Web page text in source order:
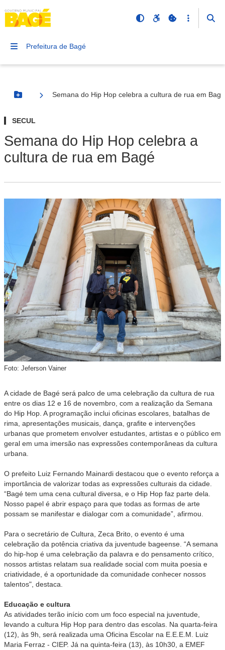
Prefeitura de Bagé
Botão Menu
Semana do Hip Hop celebra a cultura de rua em Bagé
SECUL
Semana do Hip Hop celebra a
cultura de rua em Bagé
Foto: Jeferson Vainer
A cidade de Bagé será palco de uma celebração da cultura de rua
entre os dias 12 e 16 de novembro, com a realização da Semana
do Hip Hop. A programação inclui oficinas escolares, batalhas de
rima, apresentações musicais, dança, grafite e intervenções
urbanas que prometem envolver estudantes, artistas e o público em
geral em uma imersão nas expressões contemporâneas da cultura
urbana.
O prefeito Luiz Fernando Mainardi destacou que o evento reforça a
importância de valorizar todas as expressões culturais da cidade.
“Bagé tem uma cena cultural diversa, e o Hip Hop faz parte dela.
Nosso papel é abrir espaço para que todas as formas de arte
possam se manifestar e dialogar com a comunidade”, afirmou.
Para o secretário de Cultura, Zeca Brito, o evento é uma
celebração da potência criativa da juventude bageense. “A semana
do hip-hop é uma celebração da palavra e do pensamento crítico,
nossos artistas relatam sua realidade social com muita poesia e
criatividade, é a oportunidade da comunidade conhecer nossos
talentos", destaca.
Educação e cultura
As atividades terão início com um foco especial na juventude,
levando a cultura Hip Hop para dentro das escolas. Na quarta-feira
(12), às 9h, será realizada uma Oficina Escolar na E.E.E.M. Luiz
Maria Ferraz - CIEP. Já na quinta-feira (13), às 10h30, a EMEF